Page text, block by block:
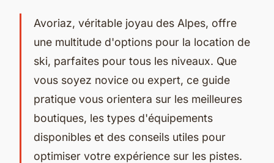
Avoriaz, véritable joyau des Alpes, offre
une multitude d'options pour la location de
ski, parfaites pour tous les niveaux. Que
vous soyez novice ou expert, ce guide
pratique vous orientera sur les meilleures
boutiques, les types d'équipements
disponibles et des conseils utiles pour
optimiser votre expérience sur les pistes.